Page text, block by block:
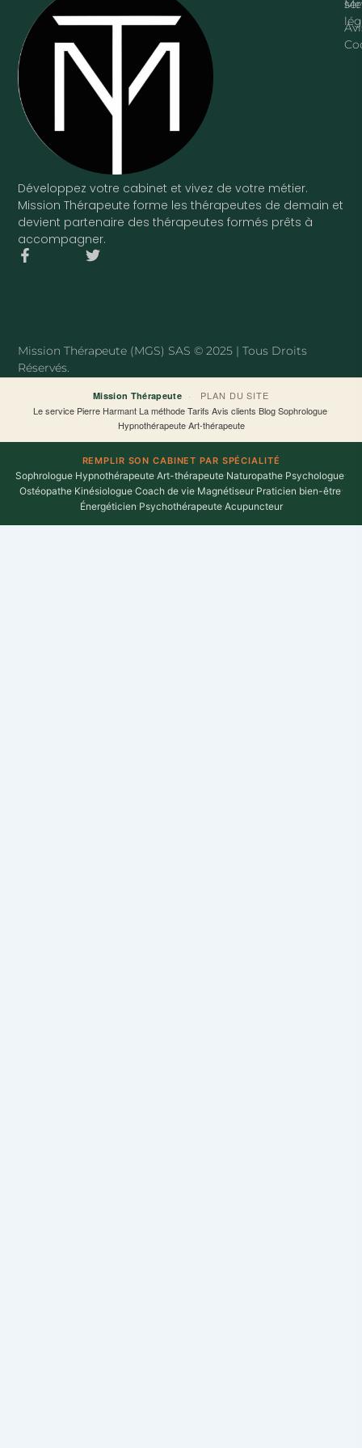
Développez votre cabinet et vivez de votre métier.
Mission Thérapeute forme les thérapeutes de demain et
devient partenaire des thérapeutes formés prêts à
accompagner.
F
k
-
T
Mission Thérapeute (MGS) SAS © 2025 | Tous Droits
Réservés.
Mission Thérapeute ·
PLAN DU SITE
Le service·Pierre Harmant·La méthode·Tarifs·Avis clients·Blog·Sophrologue·
Hypnothérapeute·Art-thérapeute
REMPLIR SON CABINET PAR SPÉCIALITÉ
Sophrologue·Hypnothérapeute·Art-thérapeute·Naturopathe·Psychologue·
Ostéopathe·Kinésiologue·Coach de vie·Magnétiseur·Praticien bien-être·
Énergéticien·Psychothérapeute·Acupuncteur